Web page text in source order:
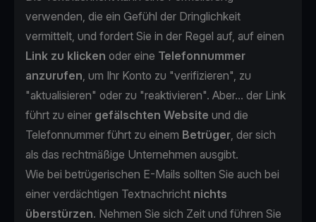
verwenden, die ein Gefühl der Dringlichkeit
vermittelt, und fordert Sie in der Regel auf, auf einen
Link zu klicken oder eine Telefonnummer
anzurufen, um Ihr Konto zu "verifizieren", zu
"aktualisieren" oder zu "reaktivieren". Aber... der Link
führt zu einer gefälschten Website und die
Telefonnummer führt zu einem Betrüger, der sich
als das rechtmäßige Unternehmen ausgibt.
Wie bei betrügerischen E-Mails sollten Sie auch bei
einer verdächtigen Textnachricht nichts
überstürzen. Nehmen Sie sich Zeit und führen Sie